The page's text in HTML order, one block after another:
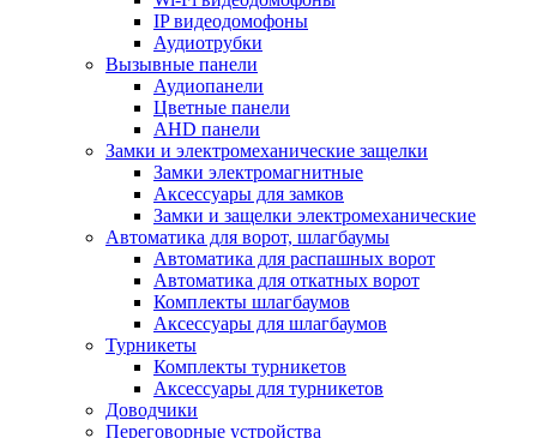
IP видеодомофоны
Аудиотрубки
Вызывные панели
Аудиопанели
Цветные панели
AHD панели
Замки и электромеханические защелки
Замки электромагнитные
Аксессуары для замков
Замки и защелки электромеханические
Автоматика для ворот, шлагбаумы
Автоматика для распашных ворот
Автоматика для откатных ворот
Комплекты шлагбаумов
Аксессуары для шлагбаумов
Турникеты
Комплекты турникетов
Аксессуары для турникетов
Доводчики
Переговорные устройства